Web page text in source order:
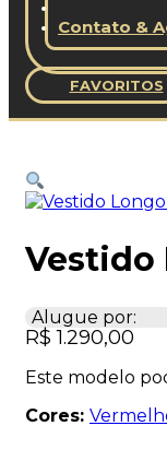
Contato &
FAVORITOS
Vestido
Alugue por:
R$ 1.290,00
Este modelo
Cores: